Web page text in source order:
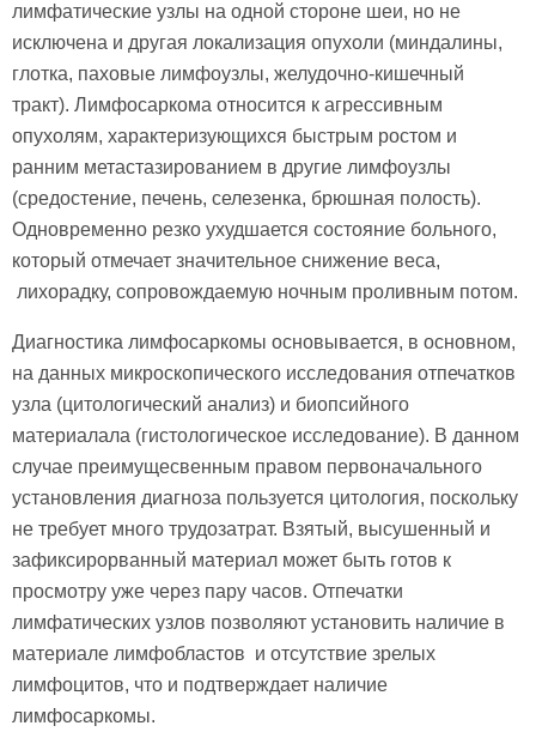
лимфатические узлы на одной стороне шеи, но не
исключена и другая локализация опухоли (миндалины,
глотка, паховые лимфоузлы, желудочно-кишечный
тракт). Лимфосаркома относится к агрессивным
опухолям, характеризующихся быстрым ростом и
ранним метастазированием в другие лимфоузлы
(средостение, печень, селезенка, брюшная полость).
Одновременно резко ухудшается состояние больного,
который отмечает значительное снижение веса,
лихорадку, сопровождаемую ночным проливным потом.
Диагностика лимфосаркомы основывается, в основном,
на данных микроскопического исследования отпечатков
узла (цитологический анализ) и биопсийного
материалала (гистологическое исследование). В данном
случае преимущесвенным правом первоначального
установления диагноза пользуется цитология, поскольку
не требует много трудозатрат. Взятый, высушенный и
зафиксирорванный материал может быть готов к
просмотру уже через пару часов. Отпечатки
лимфатических узлов позволяют установить наличие в
материале лимфобластов и отсутствие зрелых
лимфоцитов, что и подтверждает наличие
лимфосаркомы.